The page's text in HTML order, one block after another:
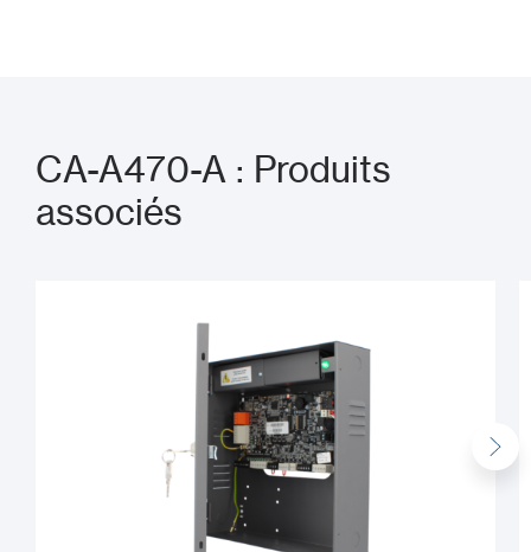
CA-A470-A : Produits
associés